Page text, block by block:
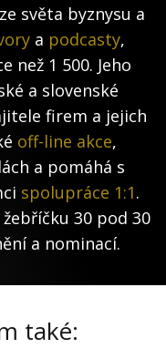
světa byznysu a
a podcasty,
než 1 500. Jeho
a slovenské
firem a jejich
off-line akce,
a pomáhá s
spolupráce 1:1.
30 pod 30
a nominací.
také: